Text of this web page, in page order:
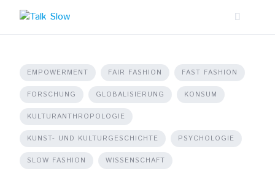
EMPOWERMENT FAIR FASHION FAST FASHION
FORSCHUNG GLOBALISIERUNG KONSUM
KULTURANTHROPOLOGIE
KUNST- UND KULTURGESCHICHTE PSYCHOLOGIE
SLOW FASHION WISSENSCHAFT